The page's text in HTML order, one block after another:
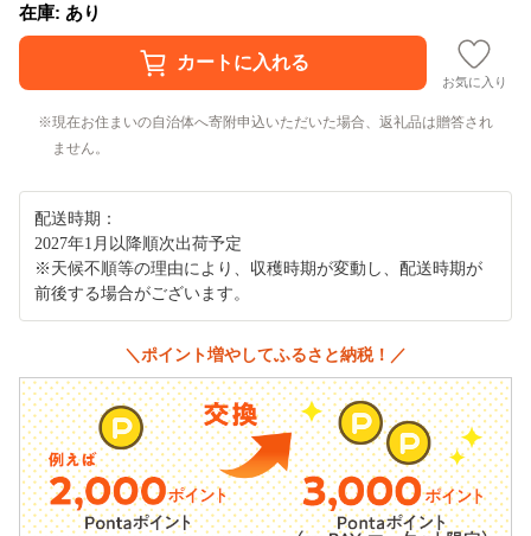
在庫: あり
お気に入り
現在お住まいの自治体へ寄附申込いただいた場合、返礼品は贈答され
ません。
配送時期：
2027年1月以降順次出荷予定
※天候不順等の理由により、収穫時期が変動し、配送時期が
前後する場合がございます。
＼ポイント増やしてふるさと納税！／